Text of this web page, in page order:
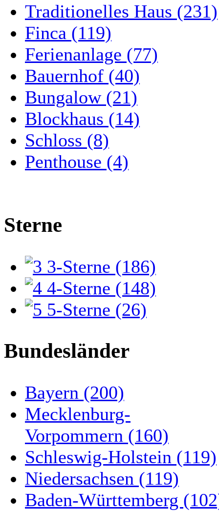
Traditionelles Haus (231)
Finca (119)
Ferienanlage (77)
Bauernhof (40)
Bungalow (21)
Blockhaus (14)
Schloss (8)
Penthouse (4)
Sterne
3-Sterne (186)
4-Sterne (148)
5-Sterne (26)
Bundesländer
Bayern (200)
Mecklenburg-
Vorpommern (160)
Schleswig-Holstein (119)
Niedersachsen (119)
Baden-Württemberg